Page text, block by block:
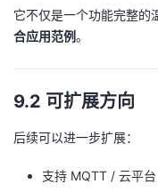
它不仅是一个功能完整的
合应用范例。
9.2 可扩展方向
后续可以进一步扩展：
支持 MQTT / 云平台